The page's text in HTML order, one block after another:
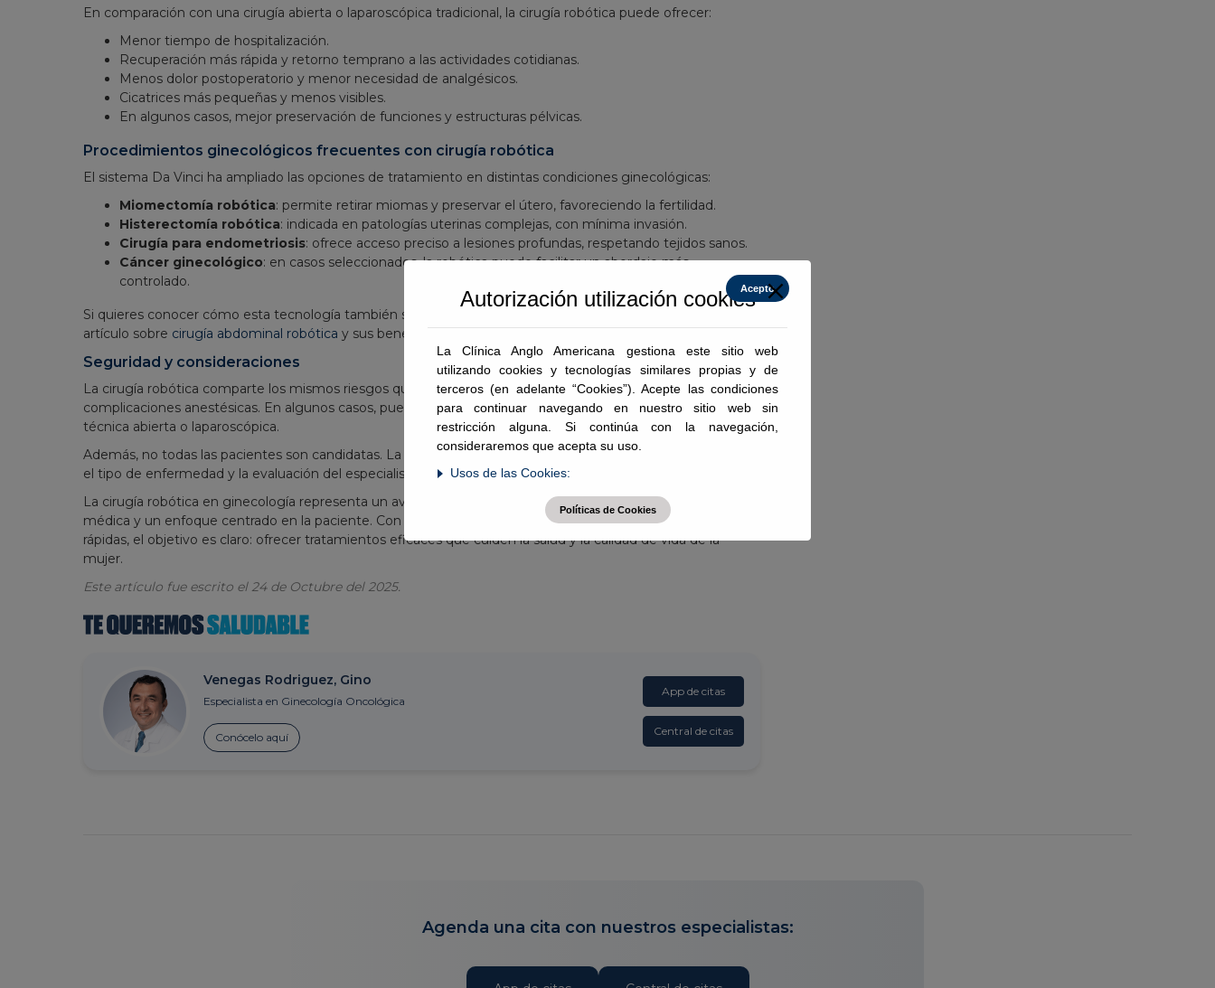
En comparación con una cirugía abierta o laparoscópica tradicional, la cirugía robótica puede ofrecer:
Menor tiempo de hospitalización.
Recuperación más rápida y retorno temprano a las actividades cotidianas.
Menos dolor postoperatorio y menor necesidad de analgésicos.
Cicatrices más pequeñas y menos visibles.
En algunos casos, mejor preservación de funciones y estructuras pélvicas.
Procedimientos ginecológicos frecuentes con cirugía robótica
El sistema Da Vinci ha ampliado las opciones de tratamiento en distintas condiciones ginecológicas:
Miomectomía robótica: permite retirar miomas y preservar el útero, favoreciendo la fertilidad.
Histerectomía robótica: indicada en patologías uterinas complejas, con mínima invasión.
Cirugía para endometriosis: ofrece acceso preciso a lesiones profundas, respetando tejidos sanos.
Cáncer ginecológico: en casos seleccionados, la robótica puede facilitar un abordaje más
controlado.
Si quieres conocer cómo esta tecnología también se aplica en otras áreas, te invitamos a leer nuestro
artículo sobre cirugía abdominal robótica y sus beneficios en procedimientos digestivos.
Seguridad y consideraciones
La cirugía robótica comparte los mismos riesgos que cualquier cirugía: infección, sangrado o
complicaciones anestésicas. En algunos casos, puede ser necesario convertir el procedimiento a una
técnica abierta o laparoscópica.
Además, no todas las pacientes son candidatas. La decisión depende de factores como el estado de salud,
el tipo de enfermedad y la evaluación del especialista.
La cirugía robótica en ginecología representa un avance que integra tecnología de vanguardia, experiencia
médica y un enfoque centrado en la paciente. Con procedimientos menos invasivos y recuperaciones más
rápidas, el objetivo es claro: ofrecer tratamientos eficaces que cuiden la salud y la calidad de vida de la
mujer.
Este artículo fue escrito el 24 de Octubre del 2025.
Venegas Rodriguez, Gino
Especialista en Ginecología Oncológica
Conócelo aquí
App de citas
Central de citas
Agenda una cita con nuestros especialistas:
Autorización utilización cookies
La Clínica Anglo Americana gestiona este sitio web
utilizando cookies y tecnologías similares propias y de
terceros (en adelante “Cookies”). Acepte las condiciones
para continuar navegando en nuestro sitio web sin
restricción alguna. Si continúa con la navegación,
consideraremos que acepta su uso.
Usos de las Cookies:
Acepto
Políticas de Cookies